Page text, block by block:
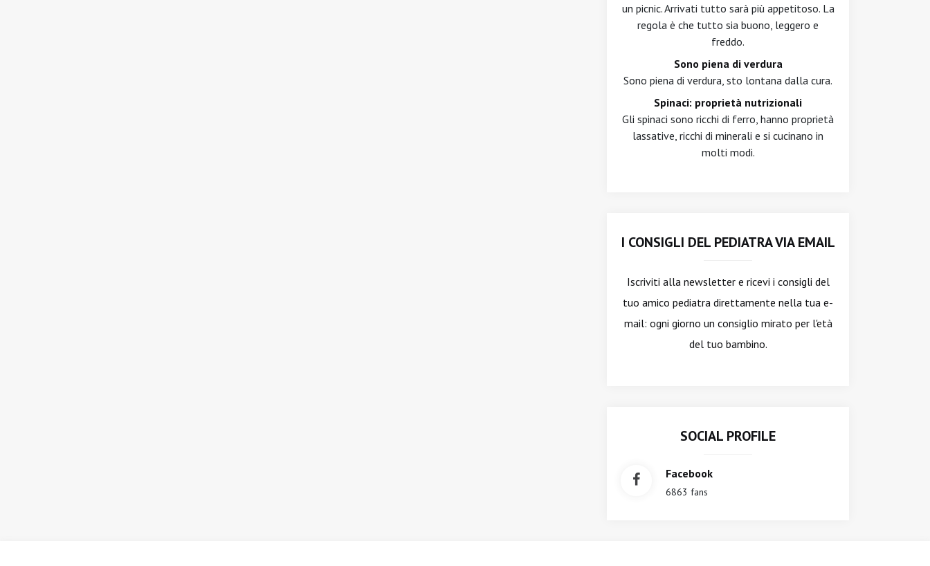
un picnic. Arrivati tutto sarà più appetitoso. La
regola è che tutto sia buono, leggero e
freddo.
Sono piena di verdura
Sono piena di verdura, sto lontana dalla cura.
Spinaci: proprietà nutrizionali
Gli spinaci sono ricchi di ferro, hanno proprietà
lassative, ricchi di minerali e si cucinano in
molti modi.
I CONSIGLI DEL PEDIATRA VIA EMAIL
Iscriviti alla newslettere ricevi i consigli del
tuo amico pediatra direttamente nella tua e-
mail: ogni giorno un consiglio mirato per l'età
del tuo bambino.
SOCIAL PROFILE
Facebook
6863 fans